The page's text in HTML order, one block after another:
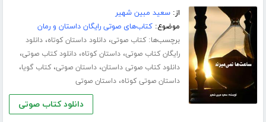
از:سعید مبین شهیر
موضوع:کتاب‌های صوتی رایگان داستان و رمان
برچسب‌ها:کتاب صوتی،دانلود داستان کوتاه،دانلود
رایگان کتاب صوتی،داستان کوتاه،دانلود کتاب صوتی،
دانلود کتاب صوتی داستان،داستان صوتی،کتاب گویا،
داستان صوتی کوتاه،داستان صوتی
دانلود کتاب صوتی